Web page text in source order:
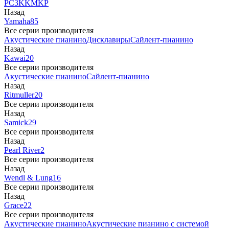
PC3KKMKP
Назад
Yamaha85
Все серии производителя
Акустические пианиноДисклавирыСайлент-пианино
Назад
Kawai20
Все серии производителя
Акустические пианиноСайлент-пианино
Назад
Ritmuller20
Все серии производителя
Назад
Samick29
Все серии производителя
Назад
Pearl River2
Все серии производителя
Назад
Wendl & Lung16
Все серии производителя
Назад
Grace22
Все серии производителя
Акустические пианиноАкустические пианино с системой